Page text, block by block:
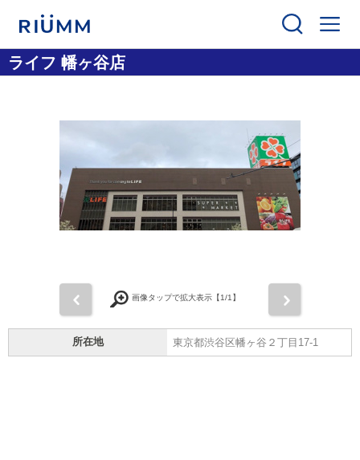
ライフ 幡ヶ谷店
画像タップで拡大表示【1/1】
所在地 東京都渋谷区幡ヶ谷２丁目17-1